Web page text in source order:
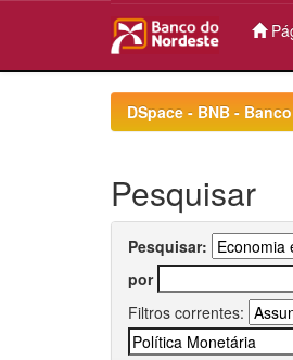
DSpace - BNB -
Pesquisar
Pesquisar:
por
Filtros correntes: